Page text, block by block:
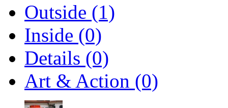
Outside (1)
Inside (0)
Details (0)
Art & Action (0)